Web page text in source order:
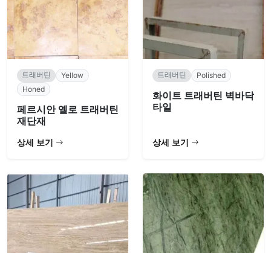
트래버틴
Yellow
Honed
페르시안 옐로 트래버틴
재단재
상세 보기
트래버틴 Polished
화이트 트래버틴 벽바닥
타일
상세 보기